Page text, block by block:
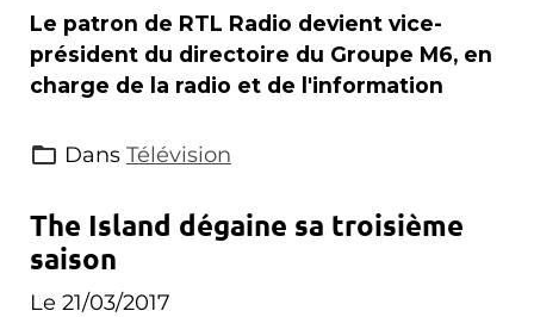
Le patron de RTL Radio devient vice-
président du directoire du Groupe M6, en
charge de la radio et de l'information
Dans Télévision
The Island dégaine sa troisième
saison
Le 21/03/2017